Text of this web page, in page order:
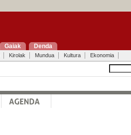
Gaiak Denda
Kirolak Mundua Kultura Ekonomia